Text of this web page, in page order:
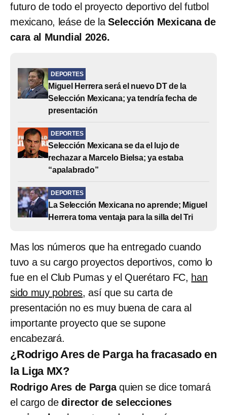
futuro de todo el proyecto deportivo del futbol
mexicano, leáse de laSelección Mexicana de
cara al Mundial 2026.
DEPORTES
Miguel Herrera será el nuevo DT de la
Selección Mexicana; ya tendría fecha de
presentación
DEPORTES
Selección Mexicana se da el lujo de
rechazar a Marcelo Bielsa; ya estaba
“apalabrado”
DEPORTES
La Selección Mexicana no aprende; Miguel
Herrera toma ventaja para la silla del Tri
Mas los números que ha entregado cuando
tuvo a su cargo proyectos deportivos, como lo
fue en el Club Pumas y el Querétaro FC, han
sido muy pobres, así que su carta de
presentación no es muy buena de cara al
importante proyecto que se supone
encabezará.
¿Rodrigo Ares de Parga ha fracasado en
la Liga MX?
Rodrigo Ares de Pargaquien se dice tomará
el cargo dedirector de selecciones